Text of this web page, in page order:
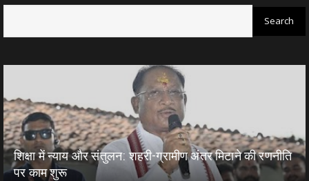
शिक्षा में न्याय और संतुलन: शहरी-ग्रामीण अंतर मिटाने की रणनीति
पर काम शुरू